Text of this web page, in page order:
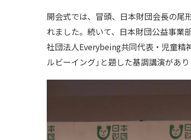
開会式では、冒頭、日本財団会長の尾
れました。続いて、日本財団公益事業
社団法人Everybeing共同代表・児童精
ルビーイング」と題した基調講演があり